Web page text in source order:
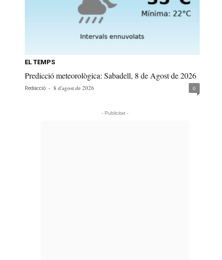
EL TEMPS
Predicció meteorològica: Sabadell, 8 de Agost de 2026
Redacció - 8 d'agost de 2026 0
- Publicitat -